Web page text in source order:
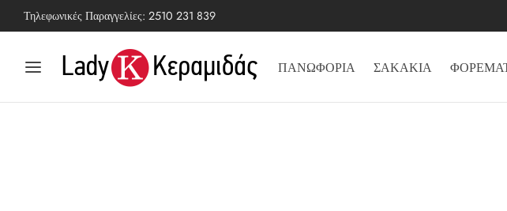
Τηλεφωνικές Παραγγελίες: 2510 231 839
ΠΑΝΩΦΟΡΙΑ ΣΑΚΑΚΙΑ